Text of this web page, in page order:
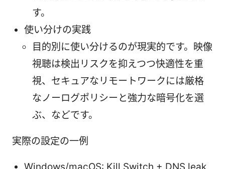
す。
使い分けの実践
目的別に使い分けるのが現実的です。映像
視聴は検出リスクを抑えつつ快適性を重
視、セキュアなリモートワークには厳格
なノーログポリシーと強力な暗号化を選
ぶ、などです。
実際の設定の一例
Windows/macOS: Kill Switch + DNS leak